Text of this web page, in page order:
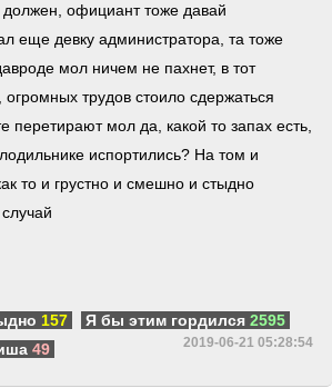
должен, официант тоже давай
еще девку администратора, та тоже
мол ничем не пахнет, в тот
трудов стоило сдержаться
перетирают мол да, какой то запах есть,
испортились? На том и
то и грустно и смешно и стыдно
157 Я бы этим гордился 2595
49 2019-06-21 05:28:54